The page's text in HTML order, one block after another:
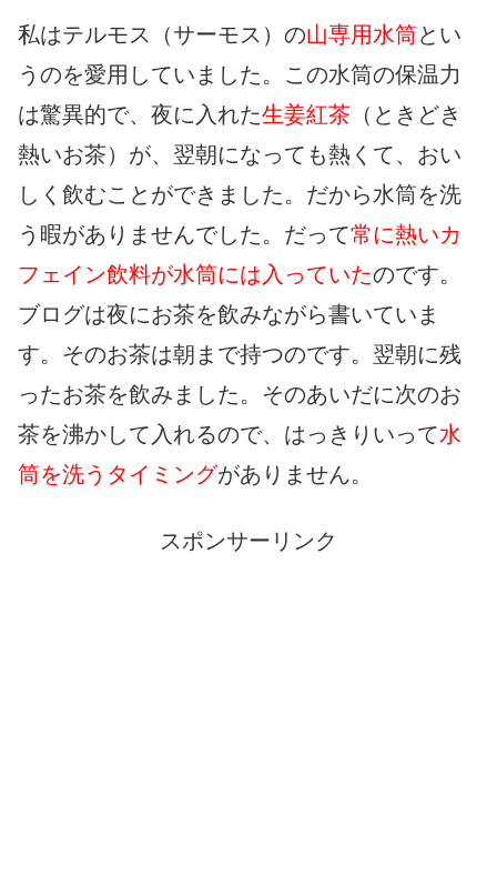
私はテルモス（サーモス）の山専用水筒とい
うのを愛用していました。この水筒の保温力
は驚異的で、夜に入れた生姜紅茶 （ときどき
熱いお茶）が、翌朝になっても熱くて、おい
しく飲むことができました。だから水筒を洗
う暇がありませんでした。だって常に熱いカ
フェイン飲料が水筒には入っていたのです。
ブログは夜にお茶を飲みながら書いていま
す。そのお茶は朝まで持つのです。翌朝に残
ったお茶を飲みました。そのあいだに次のお
茶を沸かして入れるので、はっきりいって水
筒を洗うタイミングがありません。
スポンサーリンク